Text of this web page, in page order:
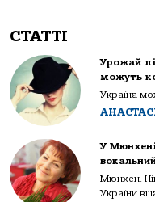
СТАТТІ
Урожай
можуть
Україна
У
Мюнхен.
України